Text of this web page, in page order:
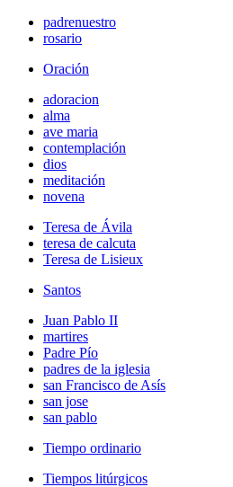
padrenuestro
rosario
Oración
adoracion
alma
ave maria
contemplación
dios
meditación
novena
Teresa de Ávila
teresa de calcuta
Teresa de Lisieux
Santos
Juan Pablo II
martires
Padre Pío
padres de la iglesia
san Francisco de Asís
san jose
san pablo
Tiempo ordinario
Tiempos litúrgicos